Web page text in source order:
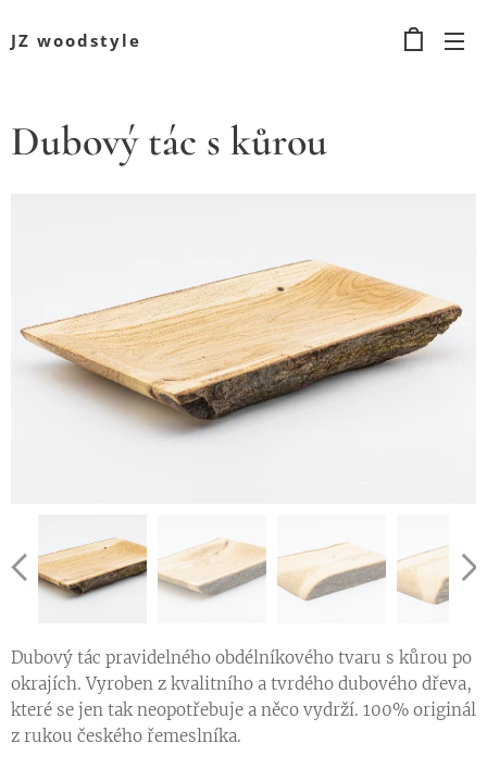
JZ woodstyle
Dubový tác s kůrou
Dubový tác pravidelného obdélníkového tvaru s kůrou po
okrajích. Vyroben z kvalitního a tvrdého dubového dřeva,
které se jen tak neopotřebuje a něco vydrží. 100% originál
z rukou českého řemeslníka.